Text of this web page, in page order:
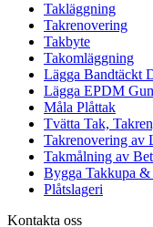
Takläggning
Takrenovering
Takbyte
Takomläggning
Lägga Bandtäckt
Lägga EPDM
Måla Plåttak
Tvätta Tak,
Takrenovering av
Takmålning av
Bygga Takkupa
Plåtslageri
Kontakta oss